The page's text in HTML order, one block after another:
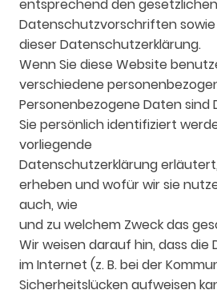
entsprechend den gesetzlichen
Datenschutzvorschriften sowie
dieser Datenschutzerklärung.
Wenn Sie diese Website
verschiedene
Personenbezogene Daten sind
Sie persönlich identifiziert
vorliegende
Datenschutzerklärung
erheben und wofür wir sie
auch, wie
und zu welchem Zweck das
Wir weisen darauf hin, dass
im Internet (z. B. bei der
Sicherheitslücken aufweisen